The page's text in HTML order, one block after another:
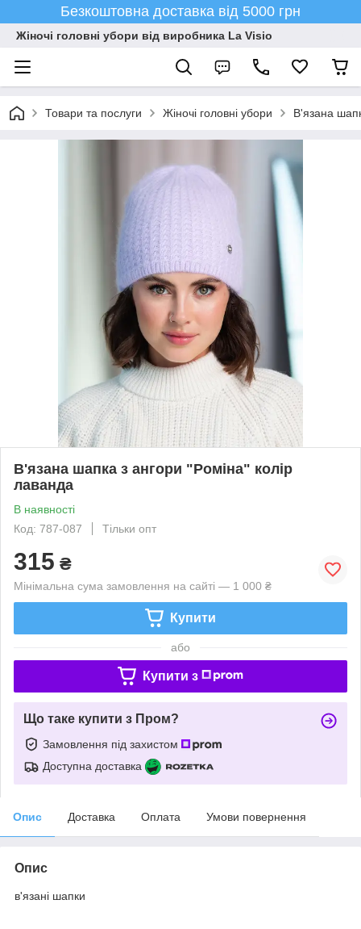
Безкоштовна доставка від 5000 грн
Жіночі головні убори від виробника La Visio
Товари та послуги Жіночі головні убори В'язана
В'язана шапка з ангори "Роміна" колір
лаванда
В наявності
Код: 787-087
Тільки опт
315 ₴
Мінімальна сума замовлення на сайті — 1 000 ₴
Купити
або
Купити з
Що таке купити з Пром?
Замовлення під захистом
Доступна доставка
Опис Доставка Оплата Умови повернення
Опис
в'язані шапки